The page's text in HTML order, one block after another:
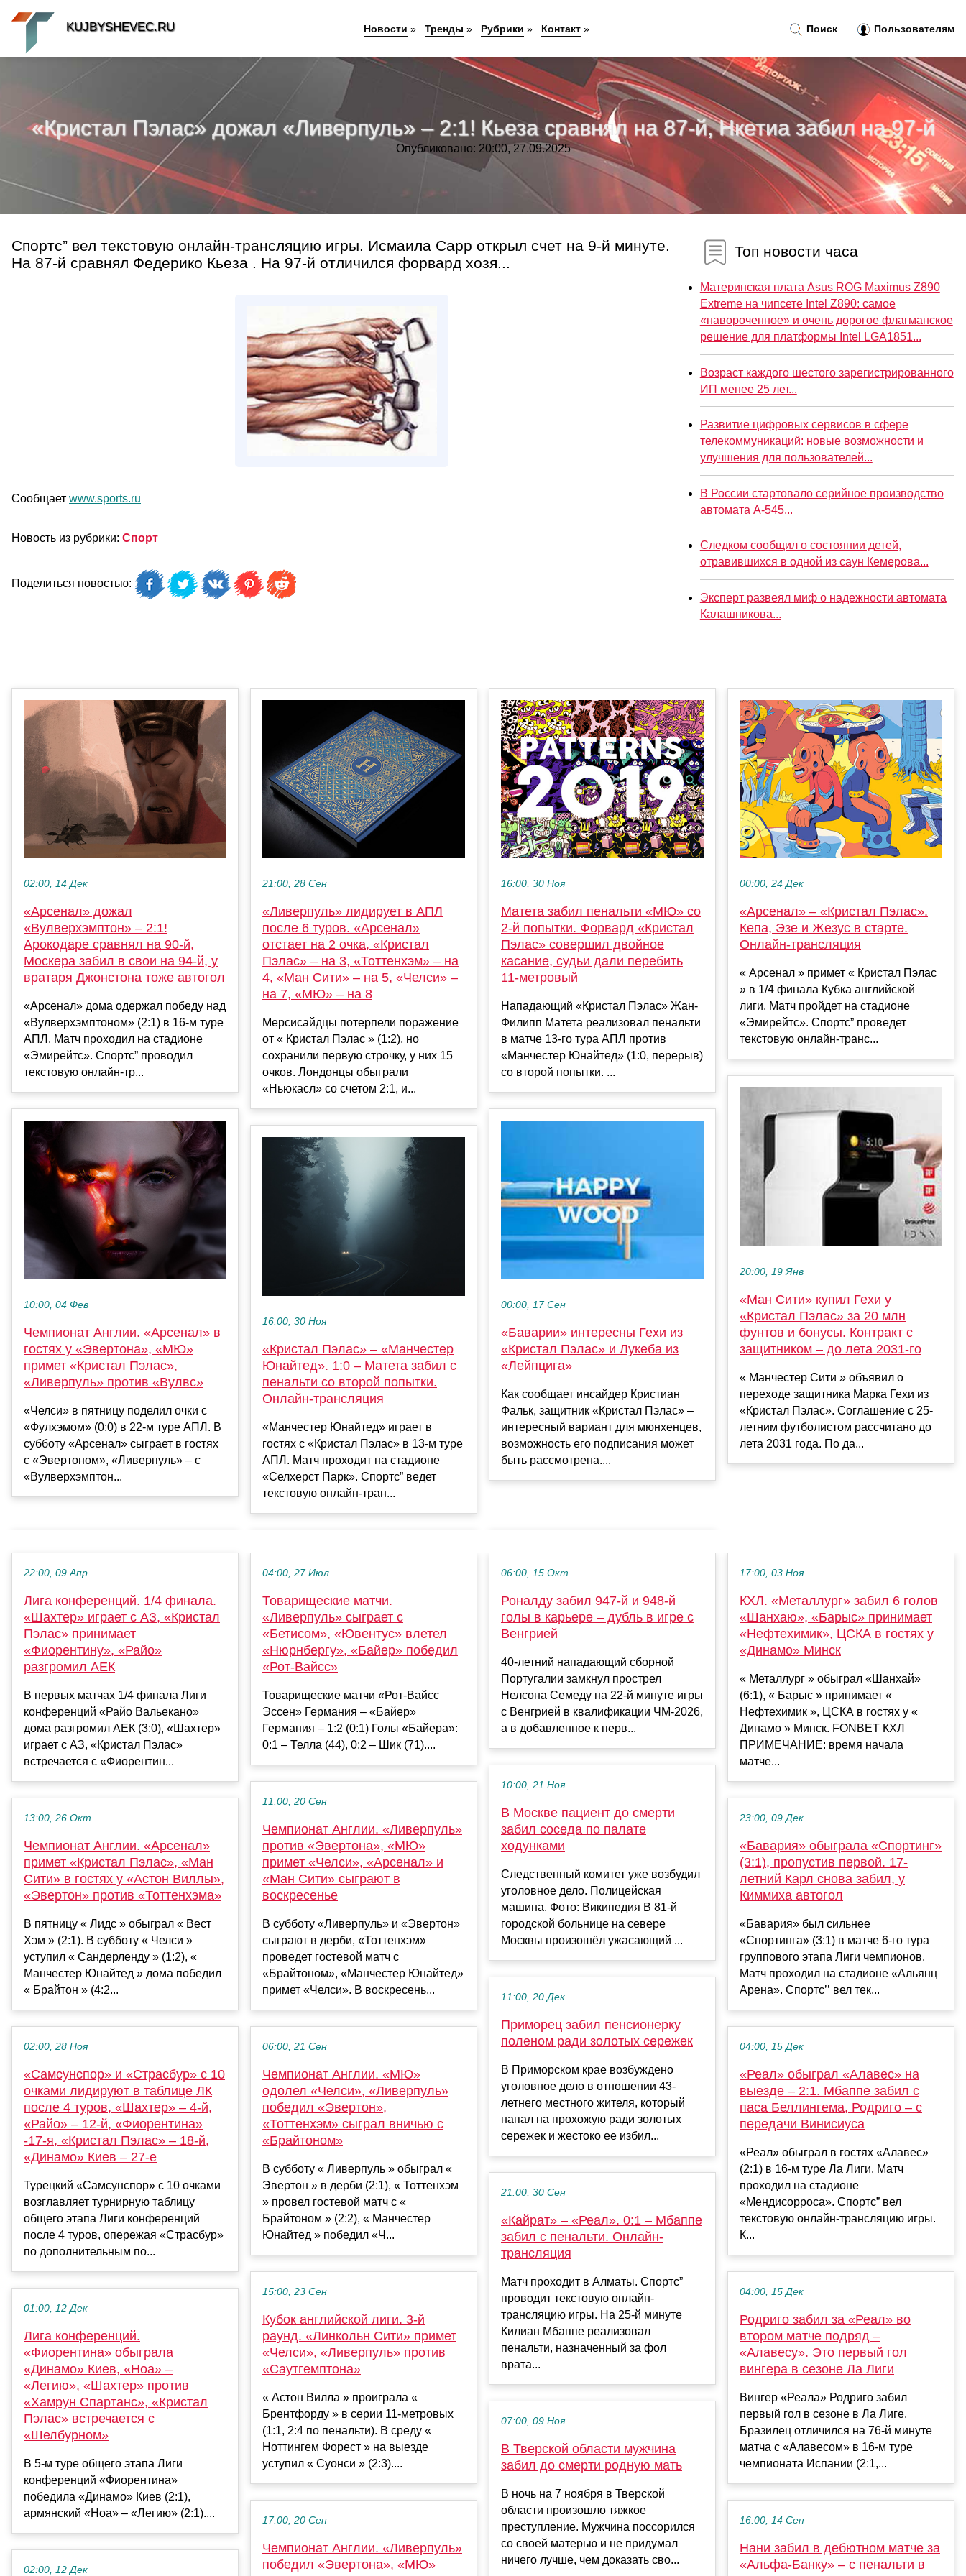
«Кристал Пэлас» дожал «Ливерпуль» – 2:1! Кьеза сравнял на 87-й, Нкетиа забил на 97-й
Опубликовано: 20:00, 27.09.2025
Спортс” вел текстовую онлайн-трансляцию игры. Исмаила Сарр открыл счет на 9-й минуте.
На 87-й сравнял Федерико Кьеза . На 97-й отличился форвард хозя...
Сообщает www.sports.ru
Новость из рубрики: Спорт
Поделиться новостью:
Топ новости часа
Материнская плата Asus ROG Maximus Z890
Extreme на чипсете Intel Z890: самое
«навороченное» и очень дорогое флагманское
решение для платформы Intel LGA1851...
Возраст каждого шестого зарегистрированного
ИП менее 25 лет...
Развитие цифровых сервисов в сфере
телекоммуникаций: новые возможности и
улучшения для пользователей...
В России стартовало серийное производство
автомата А-545...
Следком сообщил о состоянии детей,
отравившихся в одной из саун Кемерова...
Эксперт развеял миф о надежности автомата
Калашникова...
02:00, 14 Дек
«Арсенал» дожал
«Вулверхэмптон» – 2:1!
Арокодаре сравнял на 90-й,
Москера забил в свои на 94-й, у
вратаря Джонстона тоже автогол
«Арсенал» дома одержал победу над
«Вулверхэмптоном» (2:1) в 16-м туре
АПЛ. Матч проходил на стадионе
«Эмирейтс». Спортс” проводил
текстовую онлайн-тр...
10:00, 04 Фев
Чемпионат Англии. «Арсенал» в
гостях у «Эвертона», «МЮ»
примет «Кристал Пэлас»,
«Ливерпуль» против «Вулвс»
«Челси» в пятницу поделил очки с
«Фулхэмом» (0:0) в 22-м туре АПЛ. В
субботу «Арсенал» сыграет в гостях
с «Эвертоном», «Ливерпуль» – с
«Вулверхэмптон...
21:00, 28 Сен
«Ливерпуль» лидирует в АПЛ
после 6 туров. «Арсенал»
отстает на 2 очка, «Кристал
Пэлас» – на 3, «Тоттенхэм» – на
4, «Ман Сити» – на 5, «Челси» –
на 7, «МЮ» – на 8
Мерсисайдцы потерпели поражение
от « Кристал Пэлас » (1:2), но
сохранили первую строчку, у них 15
очков. Лондонцы обыграли
«Ньюкасл» со счетом 2:1, и...
16:00, 30 Ноя
«Кристал Пэлас» – «Манчестер
Юнайтед». 1:0 – Матета забил с
пенальти со второй попытки.
Онлайн-трансляция
«Манчестер Юнайтед» играет в
гостях с «Кристал Пэлас» в 13-м туре
АПЛ. Матч проходит на стадионе
«Селхерст Парк». Спортс” ведет
текстовую онлайн-тран...
16:00, 30 Ноя
Матета забил пенальти «МЮ» со
2-й попытки. Форвард «Кристал
Пэлас» совершил двойное
касание, судьи дали перебить
11-метровый
Нападающий «Кристал Пэлас» Жан-
Филипп Матета реализовал пенальти
в матче 13-го тура АПЛ против
«Манчестер Юнайтед» (1:0, перерыв)
со второй попытки. ...
00:00, 17 Сен
«Баварии» интересны Гехи из
«Кристал Пэлас» и Лукеба из
«Лейпцига»
Как сообщает инсайдер Кристиан
Фальк, защитник «Кристал Пэлас» –
интересный вариант для мюнхенцев,
возможность его подписания может
быть рассмотрена....
00:00, 24 Дек
«Арсенал» – «Кристал Пэлас».
Кепа, Эзе и Жезус в старте.
Онлайн-трансляция
« Арсенал » примет « Кристал Пэлас
» в 1/4 финала Кубка английской
лиги. Матч пройдет на стадионе
«Эмирейтс». Спортс” проведет
текстовую онлайн-транс...
20:00, 19 Янв
«Ман Сити» купил Гехи у
«Кристал Пэлас» за 20 млн
фунтов и бонусы. Контракт с
защитником – до лета 2031-го
« Манчестер Сити » объявил о
переходе защитника Марка Гехи из
«Кристал Пэлас». Соглашение с 25-
летним футболистом рассчитано до
лета 2031 года. По да...
22:00, 09 Апр
Лига конференций. 1/4 финала.
«Шахтер» играет с АЗ, «Кристал
Пэлас» принимает
«Фиорентину», «Райо»
разгромил АЕК
В первых матчах 1/4 финала Лиги
конференций «Райо Вальекано»
дома разгромил АЕК (3:0), «Шахтер»
играет с АЗ, «Кристал Пэлас»
встречается с «Фиорентин...
13:00, 26 Окт
Чемпионат Англии. «Арсенал»
примет «Кристал Пэлас», «Ман
Сити» в гостях у «Астон Виллы»,
«Эвертон» против «Тоттенхэма»
В пятницу « Лидс » обыграл « Вест
Хэм » (2:1). В субботу « Челси »
уступил « Сандерленду » (1:2), «
Манчестер Юнайтед » дома победил
« Брайтон » (4:2...
02:00, 28 Ноя
«Самсунспор» и «Страсбур» с 10
очками лидируют в таблице ЛК
после 4 туров, «Шахтер» – 4-й,
«Райо» – 12-й, «Фиорентина»
-17-я, «Кристал Пэлас» – 18-й,
«Динамо» Киев – 27-е
Турецкий «Самсунспор» с 10 очками
возглавляет турнирную таблицу
общего этапа Лиги конференций
после 4 туров, опережая «Страсбур»
по дополнительным по...
01:00, 12 Дек
Лига конференций.
«Фиорентина» обыграла
«Динамо» Киев, «Ноа» –
«Легию», «Шахтер» против
«Хамрун Спартанс», «Кристал
Пэлас» встречается с
«Шелбурном»
В 5-м туре общего этапа Лиги
конференций «Фиорентина»
победила «Динамо» Киев (2:1),
армянский «Ноа» – «Легию» (2:1)....
02:00, 12 Дек
04:00, 27 Июл
Товарищеские матчи.
«Ливерпуль» сыграет с
«Бетисом», «Ювентус» влетел
«Нюрнбергу», «Байер» победил
«Рот-Вайсс»
Товарищеские матчи «Рот-Вайсс
Эссен» Германия – «Байер»
Германия – 1:2 (0:1) Голы «Байера»:
0:1 – Телла (44), 0:2 – Шик (71)....
11:00, 20 Сен
Чемпионат Англии. «Ливерпуль»
против «Эвертона», «МЮ»
примет «Челси», «Арсенал» и
«Ман Сити» сыграют в
воскресенье
В субботу «Ливерпуль» и «Эвертон»
сыграют в дерби, «Тоттенхэм»
проведет гостевой матч с
«Брайтоном», «Манчестер Юнайтед»
примет «Челси». В воскресень...
06:00, 21 Сен
Чемпионат Англии. «МЮ»
одолел «Челси», «Ливерпуль»
победил «Эвертон»,
«Тоттенхэм» сыграл вничью с
«Брайтоном»
В субботу « Ливерпуль » обыграл «
Эвертон » в дерби (2:1), « Тоттенхэм
» провел гостевой матч с «
Брайтоном » (2:2), « Манчестер
Юнайтед » победил «Ч...
15:00, 23 Сен
Кубок английской лиги. 3-й
раунд. «Линкольн Сити» примет
«Челси», «Ливерпуль» против
«Саутгемптона»
« Астон Вилла » проиграла «
Брентфорду » в серии 11-метровых
(1:1, 2:4 по пенальти). В среду «
Ноттингем Форест » на выезде
уступил « Суонси » (2:3)....
17:00, 20 Сен
Чемпионат Англии. «Ливерпуль»
победил «Эвертона», «МЮ»
06:00, 15 Окт
Роналду забил 947-й и 948-й
голы в карьере – дубль в игре с
Венгрией
40-летний нападающий сборной
Португалии замкнул прострел
Нелсона Семеду на 22-й минуте игры
с Венгрией в квалификации ЧМ-2026,
а в добавленное к перв...
10:00, 21 Ноя
В Москве пациент до смерти
забил соседа по палате
ходунками
Следственный комитет уже возбудил
уголовное дело. Полицейская
машина. Фото: Википедия В 81-й
городской больнице на севере
Москвы произошёл ужасающий ...
11:00, 20 Дек
Приморец забил пенсионерку
поленом ради золотых сережек
В Приморском крае возбуждено
уголовное дело в отношении 43-
летнего местного жителя, который
напал на прохожую ради золотых
сережек и жестоко ее избил...
21:00, 30 Сен
«Кайрат» – «Реал». 0:1 – Мбаппе
забил с пенальти. Онлайн-
трансляция
Матч проходит в Алматы. Спортс”
проводит текстовую онлайн-
трансляцию игры. На 25-й минуте
Килиан Мбаппе реализовал
пенальти, назначенный за фол
врата...
07:00, 09 Ноя
В Тверской области мужчина
забил до смерти родную мать
В ночь на 7 ноября в Тверской
области произошло тяжкое
преступление. Мужчина поссорился
со своей матерью и не придумал
ничего лучше, чем доказать сво...
17:00, 03 Ноя
КХЛ. «Металлург» забил 6 голов
«Шанхаю», «Барыс» принимает
«Нефтехимик», ЦСКА в гостях у
«Динамо» Минск
« Металлург » обыграл «Шанхай»
(6:1), « Барыс » принимает «
Нефтехимик », ЦСКА в гостях у «
Динамо » Минск. FONBET КХЛ
ПРИМЕЧАНИЕ: время начала
матче...
23:00, 09 Дек
«Бавария» обыграла «Спортинг»
(3:1), пропустив первой. 17-
летний Карл снова забил, у
Киммиха автогол
«Бавария» был сильнее
«Спортинга» (3:1) в матче 6-го тура
группового этапа Лиги чемпионов.
Матч проходил на стадионе «Альянц
Арена». Спортс’’ вел тек...
04:00, 15 Дек
«Реал» обыграл «Алавес» на
выезде – 2:1. Мбаппе забил с
паса Беллингема, Родриго – с
передачи Винисиуса
«Реал» обыграл в гостях «Алавес»
(2:1) в 16-м туре Ла Лиги. Матч
проходил на стадионе
«Мендисорроса». Спортс” вел
текстовую онлайн-трансляцию игры.
К...
04:00, 15 Дек
Родриго забил за «Реал» во
втором матче подряд –
«Алавесу». Это первый гол
вингера в сезоне Ла Лиги
Вингер «Реала» Родриго забил
первый гол в сезоне в Ла Лиге.
Бразилец отличился на 76-й минуте
матча с «Алавесом» в 16-м туре
чемпионата Испании (2:1,...
16:00, 14 Сен
Нани забил в дебютном матче за
«Альфа-Банку» – с пенальти в
Поиск Пользователям
KUJBYSHEVEC.RU Новости » Тренды » Рубрики » Контакт»